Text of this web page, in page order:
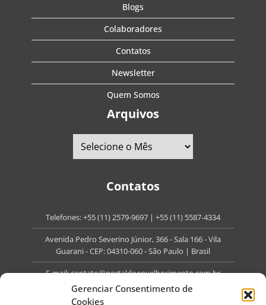
Gerenciar Consentimento de
Cookies
Blogs
Colaboradores
Contatos
Newsletter
Quem Somos
Arquivos
Contatos
Telefones:+55 (11) 2579-9697 | +55 (11) 5587-4334
Avenida Pedro Severino Júnior, 366 - Sala 166 - Vila
Guarani - CEP: 04310-060 - São Paulo | Brasil
E-mail:contato@portaldoenvelhecimento.com.br
Website:portaldoenvelhecimento.com.br